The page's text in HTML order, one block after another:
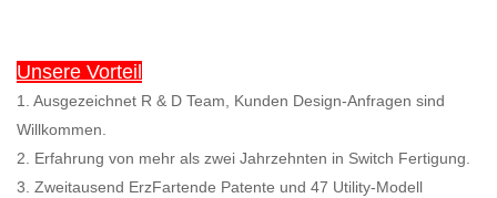
Unsere Vorteil
1. Ausgezeichnet R & D Team, Kunden Design-Anfragen sind
Willkommen.
2. Erfahrung von mehr als zwei Jahrzehnten in Switch Fertigung.
3. Zweitausend ErzFartende Patente und 47 Utility-Modell